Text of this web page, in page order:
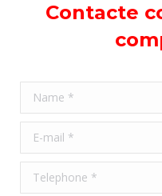
Contacte
Name *
E-mail *
Telephone *